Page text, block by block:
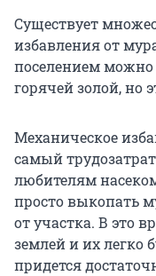
Существует
избавления от
поселением
горячей золой, но
Механическое
самый
любителям
просто выкопать
от участка. В это
землей и их легко
придется